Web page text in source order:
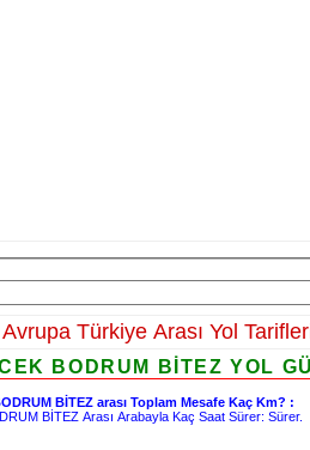
Türkiye Arası Yol
BODRUM BİTEZ YOL
BİTEZ arası Toplam Mesafe Kaç Km? :
BİTEZ Arası Arabayla Kaç Saat Sürer:Sürer.